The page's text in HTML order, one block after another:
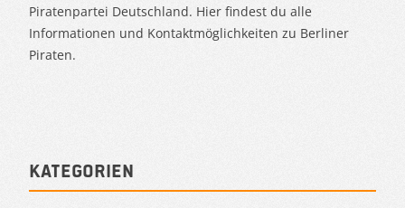
Piratenpartei Deutschland. Hier findest du alle
Informationen und Kontaktmöglichkeiten zu Berliner
Piraten.
Kategorien